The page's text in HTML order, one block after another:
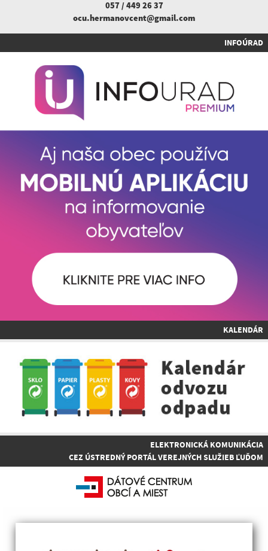
057 / 449 26 37
ocu.hermanovcent@gmail.com
INFOÚRAD
KALENDÁR
ELEKTRONICKÁ KOMUNIKÁCIA
CEZ ÚSTREDNÝ PORTÁL VEREJNÝCH SLUŽIEB ĽUĎOM